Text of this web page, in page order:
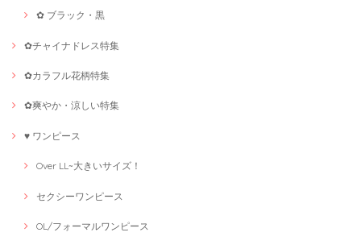
✿ ブラック・黒
✿チャイナドレス特集
✿カラフル花柄特集
✿爽やか・涼しい特集
♥ ワンピース
Over LL~大きいサイズ！
セクシーワンピース
OL/フォーマルワンピース